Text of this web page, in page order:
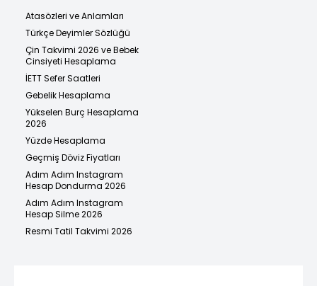
Atasözleri ve Anlamları
Türkçe Deyimler Sözlüğü
Çin Takvimi 2026 ve Bebek
Cinsiyeti Hesaplama
İETT Sefer Saatleri
Gebelik Hesaplama
Yükselen Burç Hesaplama
2026
Yüzde Hesaplama
Geçmiş Döviz Fiyatları
Adım Adım Instagram
Hesap Dondurma 2026
Adım Adım Instagram
Hesap Silme 2026
Resmi Tatil Takvimi 2026